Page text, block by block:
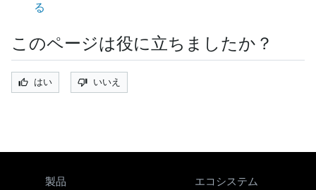
る
このページは役に立ちましたか？
はい いいえ
製品 エコシステム